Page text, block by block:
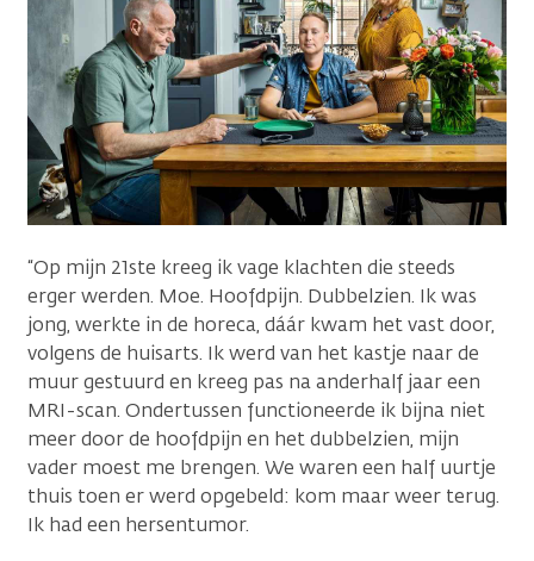
“Op mijn 21ste kreeg ik vage klachten die steeds
erger werden. Moe. Hoofdpijn. Dubbelzien. Ik was
jong, werkte in de horeca, dáár kwam het vast door,
volgens de huisarts. Ik werd van het kastje naar de
muur gestuurd en kreeg pas na anderhalf jaar een
MRI-scan. Ondertussen functioneerde ik bijna niet
meer door de hoofdpijn en het dubbelzien, mijn
vader moest me brengen. We waren een half uurtje
thuis toen er werd opgebeld: kom maar weer terug.
Ik had een hersentumor.